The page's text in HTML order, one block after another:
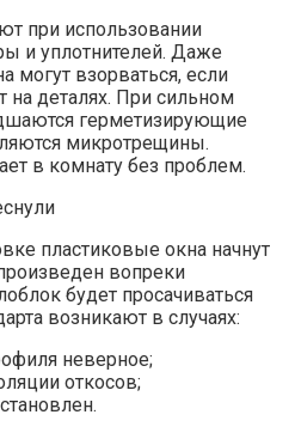
при использовании
и уплотнителей. Даже
могут взорваться, если
на деталях. При сильном
герметизирующие
микротрещины.
в комнату без проблем.
пластиковые окна начнут
вопреки
будет просачиваться
возникают в случаях:
неверное;
откосов;